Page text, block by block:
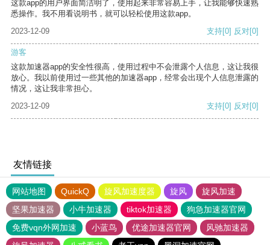
这款app的用户界面简洁明了，使用起来非常容易上手，让我能够快速熟
悉操作。我不用看说明书，就可以轻松使用这款app。
2023-12-09
支持[0] 反对[0]
游客
这款加速器app的安全性很高，使用过程中不会泄露个人信息，这让我很
放心。我以前使用过一些其他的加速器app，经常会出现个人信息泄露的
情况，这让我非常担心。
2023-12-09
支持[0] 反对[0]
友情链接
网站地图 QuickQ 旋风加速度器 旋风
旋风加速
坚果加速器
小牛加速器 tiktok加速器
狗急加速器官网
免费vqn外网加速
小蓝鸟 优途加速器官网
风驰加速器